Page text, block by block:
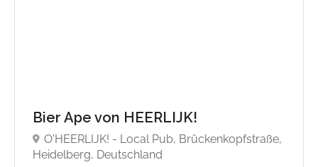
Bier Ape von HEERLIJK!
O'HEERLIJK! - Local Pub, Brückenkopfstraße,
Heidelberg, Deutschland